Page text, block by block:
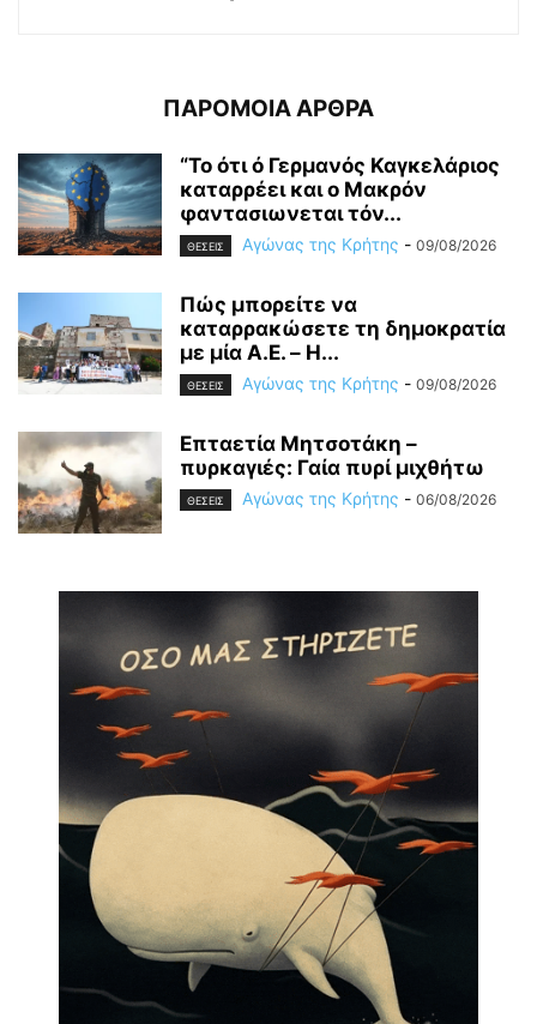
ΠΑΡΟΜΟΙΑ ΑΡΘΡΑ
“Το ότι ό Γερμανός Καγκελάριος
καταρρέει και ο Μακρόν
φαντασιωνεται τόν...
ΘΕΣΕΙΣ Αγώνας της Κρήτης - 09/08/2026
Πώς μπορείτε να
καταρρακώσετε τη δημοκρατία
με μία Α.Ε. – H...
ΘΕΣΕΙΣ Αγώνας της Κρήτης - 09/08/2026
Επταετία Μητσοτάκη –
πυρκαγιές: Γαία πυρί μιχθήτω
ΘΕΣΕΙΣ Αγώνας της Κρήτης - 06/08/2026